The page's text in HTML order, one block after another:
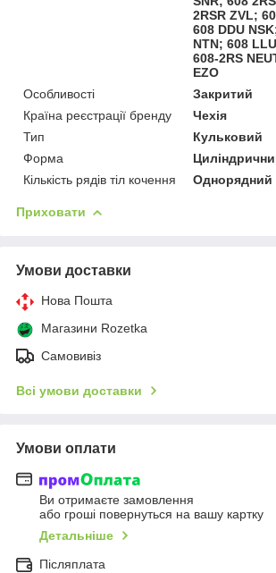
2RSR ZVL;
608 DDU
NTN; 608
608-2RS
EZO
Особливості
Закритий
Країна реєстрації бренду
Чехія
Тип
Кульковий
Форма
Кількість рядів тіл кочення
Однорядний
Приховати
Умови доставки
Нова Пошта
Магазини Rozetka
Самовивіз
Всі умови доставки
Умови оплати
Ви отримаєте замовлення
або гроші повернуться на вашу картку
Детальніше
Післяплата